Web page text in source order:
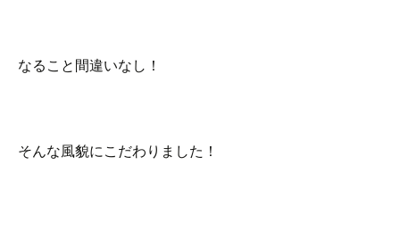
なること間違いなし！
そんな風貌にこだわりました！